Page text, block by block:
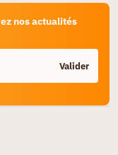
nos actualités
Valider